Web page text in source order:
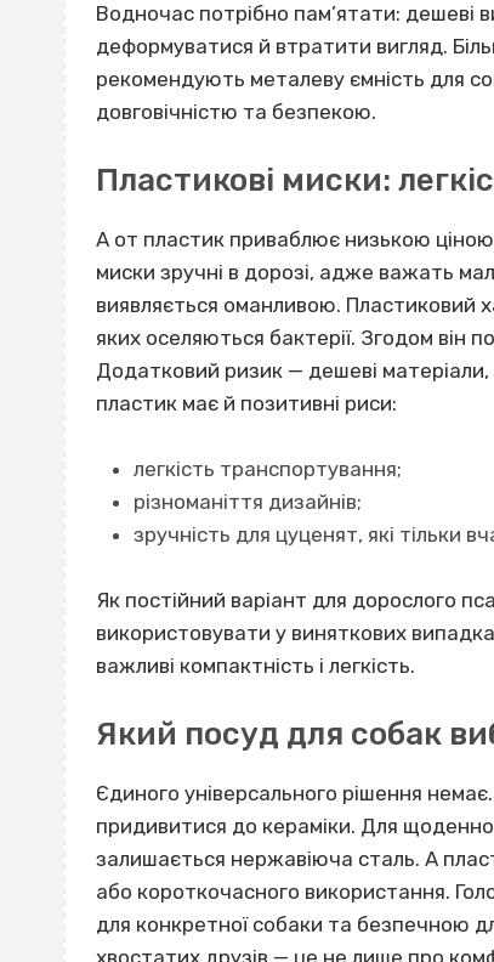
Водночас потрібно пам’ятати:
деформуватися й втратити вигляд.
рекомендують металеву ємність для
довговічністю та безпекою.
Пластикові миски:
А от пластик приваблює низькою ціною
миски зручні в дорозі, адже важать
виявляється оманливою. Пластиковий
яких оселяються бактерії. Згодом він
Додатковий ризик — дешеві
пластик має й позитивні риси:
легкість транспортування;
різноманіття дизайнів;
зручність для цуценят, які тільки
Як постійний варіант для дорослого
використовувати у виняткових
важливі компактність і легкість.
Який посуд для собак
Єдиного універсального рішення
придивитися до кераміки. Для
залишається нержавіюча сталь. А
або короткочасного використання.
для конкретної собаки та безпечною
хвостатих друзів — це не лише про